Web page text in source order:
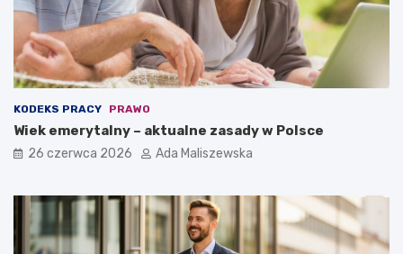
KODEKS PRACY PRAWO
Wiek emerytalny – aktualne zasady w Polsce
26 czerwca 2026 Ada Maliszewska